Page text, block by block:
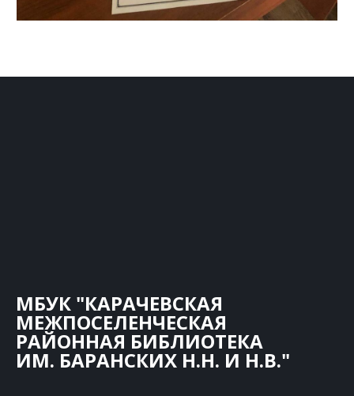
МБУК "КАРАЧЕВСКАЯ
МЕЖПОСЕЛЕНЧЕСКАЯ
РАЙОННАЯ БИБЛИОТЕКА
ИМ. БАРАНСКИХ Н.Н. И Н.В."